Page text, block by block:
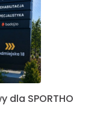
dla SPORTHO